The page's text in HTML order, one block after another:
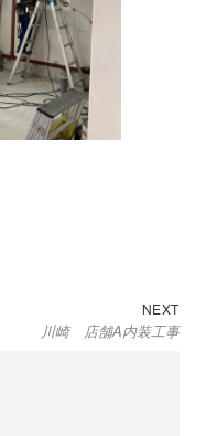
NEXT
post:
川崎 店舗A内装工事